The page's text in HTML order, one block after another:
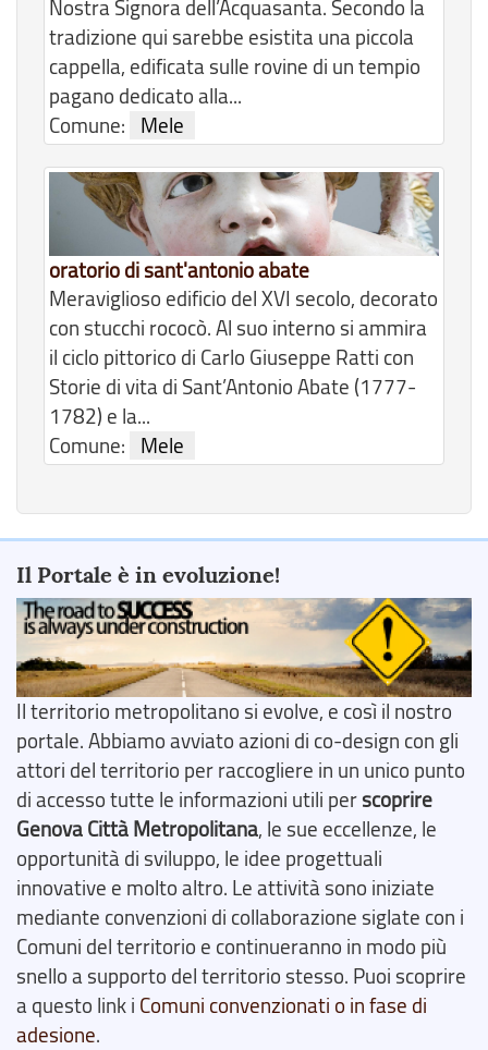
Nostra Signora dell’Acquasanta. Secondo la
tradizione qui sarebbe esistita una piccola
cappella, edificata sulle rovine di un tempio
pagano dedicato alla...
Comune:
Mele
oratorio di sant'antonio abate
Meraviglioso edificio del XVI secolo, decorato
con stucchi rococò. Al suo interno si ammira
il ciclo pittorico di Carlo Giuseppe Ratti con
Storie di vita di Sant’Antonio Abate (1777-
1782) e la...
Comune:
Mele
Il Portale è in evoluzione!
Il territorio metropolitano si evolve, e così il nostro
portale. Abbiamo avviato azioni di co-design con gli
attori del territorio per raccogliere in un unico punto
di accesso tutte le informazioni utili perscoprire
Genova Città Metropolitana, le sue eccellenze, le
opportunità di sviluppo, le idee progettuali
innovative e molto altro. Le attività sono iniziate
mediante convenzioni di collaborazione siglate con i
Comuni del territorio e continueranno in modo più
snello a supporto del territorio stesso. Puoi scoprire
a questo link i Comuni convenzionati o in fase di
adesione.